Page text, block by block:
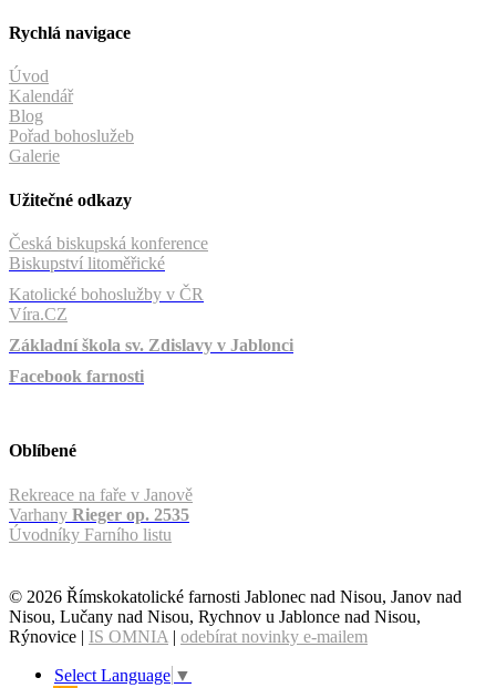
Rychlá navigace
Úvod
Kalendář
Blog
Pořad bohoslužeb
Galerie
Užitečné odkazy
Česká biskupská konference
Biskupství litoměřické
Katolické bohoslužby v ČR
Víra.CZ
Základní škola sv. Zdislavy v Jablonci
Facebook farnosti
Oblíbené
Rekreace na faře v Janově
Varhany Rieger op. 2535
Úvodníky Farního listu
© 2026 Římskokatolické farnosti Jablonec nad Nisou, Janov nad
Nisou, Lučany nad Nisou, Rychnov u Jablonce nad Nisou,
Rýnovice | IS OMNIA | odebírat novinky e-mailem
Select Language ▼